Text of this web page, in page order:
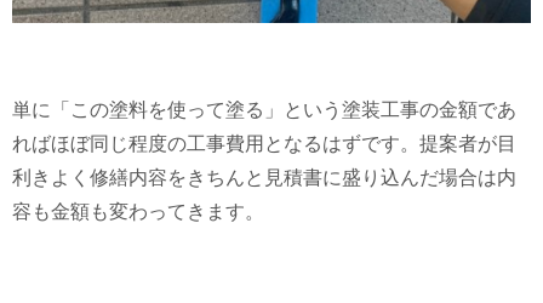
単に「この塗料を使って塗る」という塗装工事の金額であ
ればほぼ同じ程度の工事費用となるはずです。提案者が目
利きよく修繕内容をきちんと見積書に盛り込んだ場合は内
容も金額も変わってきます。